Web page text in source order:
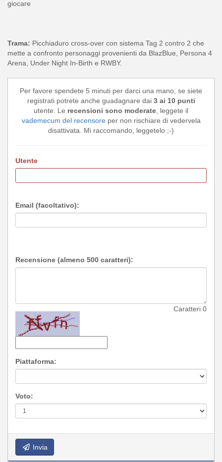
giocare
Trama: Picchiaduro cross-over con sistema Tag 2 contro 2 che
mette a confronto personaggi provenienti da BlazBlue, Persona 4
Arena, Under Night In-Birth e RWBY.
Per favore spendete 5 minuti per darci una mano, se siete
registrati potrete anche guadagnare dai 3 ai 10 punti
utente. Le recensioni sono moderate , leggete il
vademecum del recensoreper non rischiare di vedervela
disattivata. Mi raccomando, leggetelo ;-)
Utente
Email (facoltativo):
Recensione (almeno 500 caratteri):
Caratteri 0
Piattaforma:
Voto:
Invia